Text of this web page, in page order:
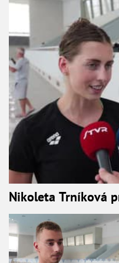
Nikoleta Trníková